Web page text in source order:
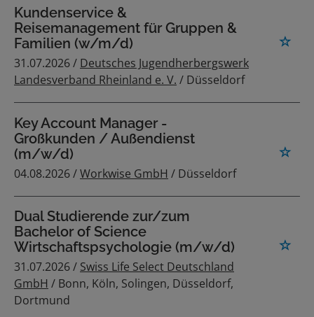
Kundenservice &
Reisemanagement für Gruppen &
Familien (w/m/d)
31.07.2026 / Deutsches Jugendherbergswerk
Landesverband Rheinland e. V. / Düsseldorf
Key Account Manager -
Großkunden / Außendienst
(m/w/d)
04.08.2026 /Workwise GmbH / Düsseldorf
Dual Studierende zur/zum
Bachelor of Science
Wirtschaftspsychologie (m/w/d)
31.07.2026 / Swiss Life Select Deutschland
GmbH / Bonn, Köln, Solingen, Düsseldorf,
Dortmund